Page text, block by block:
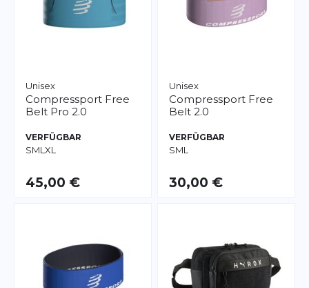
Unisex
Compressport Free
Belt Pro 2.0
VERFÜGBAR
SML XL
45,00 €
Unisex
Compressport Free
Belt 2.0
VERFÜGBAR
SML
30,00 €